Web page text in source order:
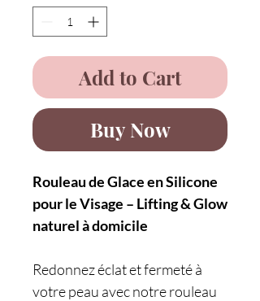
Add to Cart
Buy Now
Rouleau de Glace en Silicone
pour le Visage – Lifting & Glow
naturel à domicile
Redonnez éclat et fermeté à
votre peau avec notre rouleau